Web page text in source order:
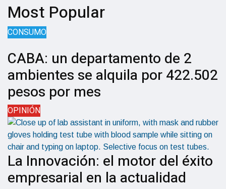
Most Popular
CONSUMO
CABA: un departamento de 2
ambientes se alquila por 422.502
pesos por mes
OPINIÓN
La Innovación: el motor del éxito
empresarial en la actualidad